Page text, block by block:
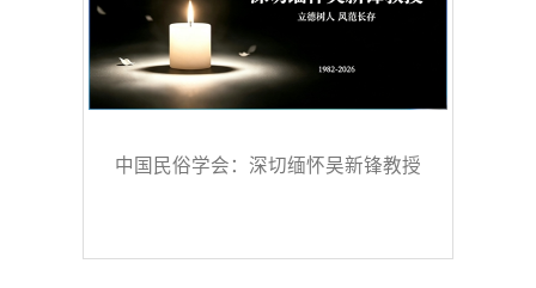
中国民俗学会：深切缅怀吴新锋教授